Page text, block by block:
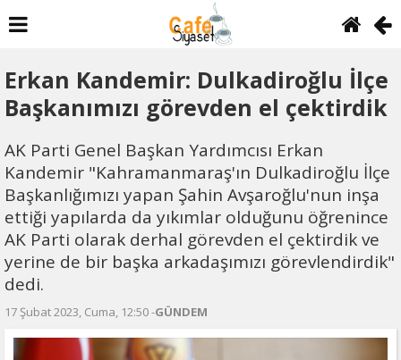
Erkan Kandemir: Dulkadiroğlu İlçe
Başkanımızı görevden el çektirdik
AK Parti Genel Başkan Yardımcısı Erkan
Kandemir "Kahramanmaraş'ın Dulkadiroğlu İlçe
Başkanlığımızı yapan Şahin Avşaroğlu'nun inşa
ettiği yapılarda da yıkımlar olduğunu öğrenince
AK Parti olarak derhal görevden el çektirdik ve
yerine de bir başka arkadaşımızı görevlendirdik"
dedi.
17 Şubat 2023, Cuma, 12:50 -GÜNDEM